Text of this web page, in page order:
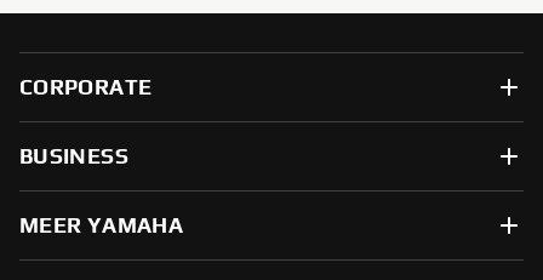
CORPORATE
BUSINESS
MEER YAMAHA